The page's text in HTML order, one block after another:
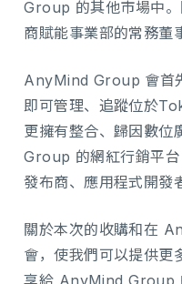
Group 的其他市場中
商賦能事業部的常務董
AnyMind Group 會首
即可管理、追蹤位於
更擁有整合、歸因數
Group 的網紅行銷平
發布商、應用程式開發
關於本次的收購和在
會，使我們可以提供更